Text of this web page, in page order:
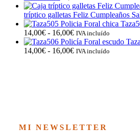
tríptico galletas Feliz Cumpleaños
14,00€ - 16,00€Rango
de
precios:
IVA incluído
14,00€ - 16,00€Rango
IVA incluído
MI NEWSLETTER